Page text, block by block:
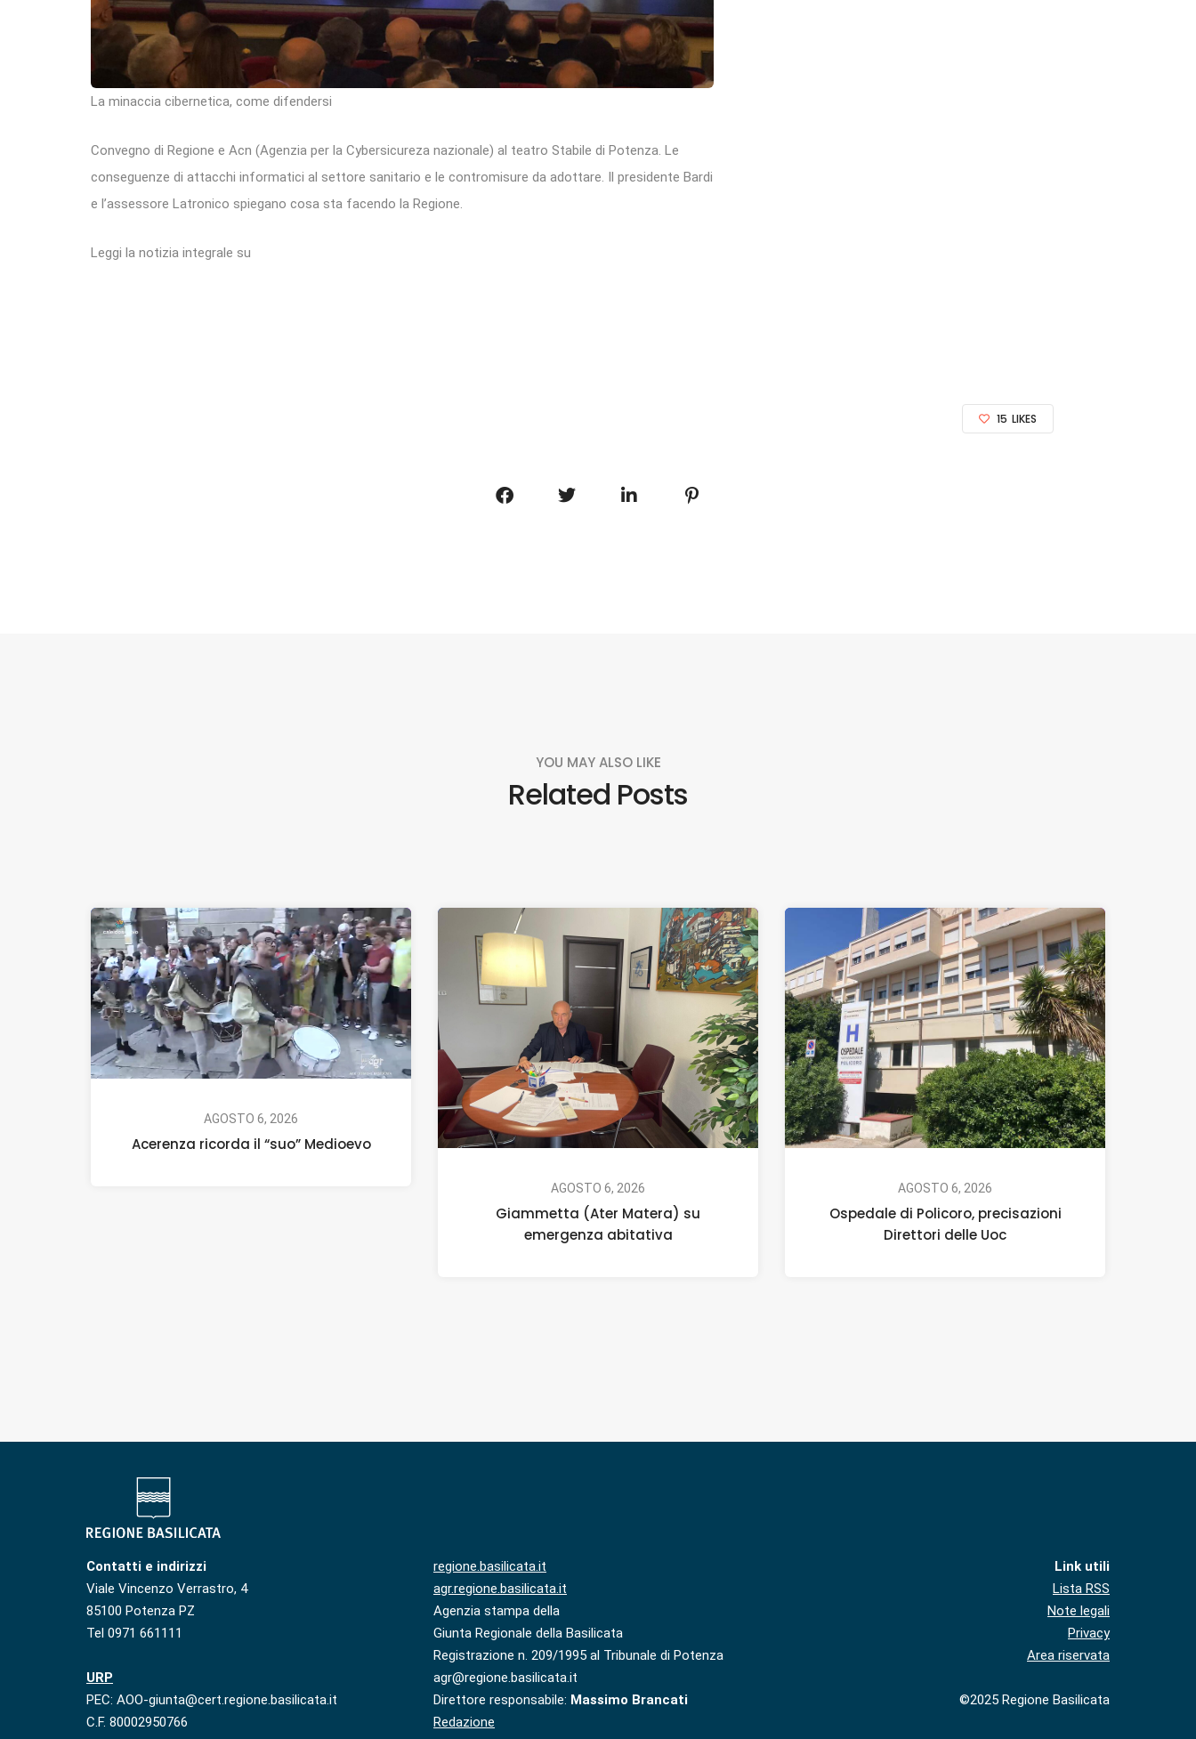
La minaccia cibernetica, come difendersi
Convegno di Regione e Acn (Agenzia per la Cybersicureza nazionale) al teatro Stabile di Potenza. Le
conseguenze di attacchi informatici al settore sanitario e le contromisure da adottare. Il presidente Bardi
e l’assessore Latronico spiegano cosa sta facendo la Regione.
Leggi la notizia integrale su
15 LIKES
YOU MAY ALSO LIKE
Related Posts
AGOSTO 6, 2026
Acerenza ricorda il “suo” Medioevo
AGOSTO 6, 2026
Giammetta (Ater Matera) su
emergenza abitativa
AGOSTO 6, 2026
Ospedale di Policoro, precisazioni
Direttori delle Uoc
Contatti e indirizzi
Viale Vincenzo Verrastro, 4
85100 Potenza PZ
Tel 0971 661111
URP
PEC: AOO-giunta@cert.regione.basilicata.it
C.F. 80002950766
regione.basilicata.it
agr.regione.basilicata.it
Agenzia stampa della
Giunta Regionale della Basilicata
Registrazione n. 209/1995 al Tribunale di Potenza
agr@regione.basilicata.it
Direttore responsabile: Massimo Brancati
Redazione
Link utili
Lista RSS
Note legali
Privacy
Area riservata
©2025 Regione Basilicata